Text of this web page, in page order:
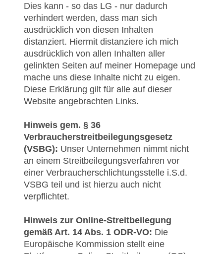
Dies kann - so das LG - nur dadurch
verhindert werden, dass man sich
ausdrücklich von diesen Inhalten
distanziert. Hiermit distanziere ich mich
ausdrücklich von allen Inhalten aller
gelinkten Seiten auf meiner Homepage und
mache uns diese Inhalte nicht zu eigen.
Diese Erklärung gilt für alle auf dieser
Website angebrachten Links.
Hinweis gem. § 36
Verbraucherstreitbeilegungsgesetz
(VSBG): Unser Unternehmen nimmt nicht
an einem Streitbeilegungsverfahren vor
einer Verbraucherschlichtungsstelle i.S.d.
VSBG teil und ist hierzu auch nicht
verpflichtet.
Hinweis zur Online-Streitbeilegung
gemäß Art. 14 Abs. 1 ODR-VO: Die
Europäische Kommission stellt eine